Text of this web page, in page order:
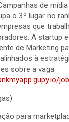
de
o 3º lugar no
que
A startup
de Marketing
à
sobre a vaga
para